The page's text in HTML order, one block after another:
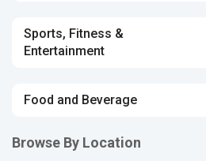
Sports, Fitness &
Entertainment
Food and Beverage
Browse By Location